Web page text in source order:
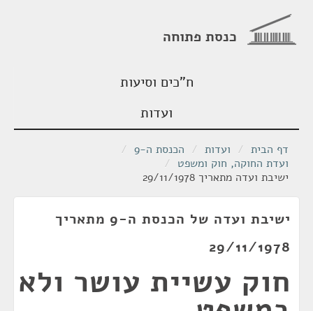
כנסת פתוחה
ח"כים וסיעות
ועדות
דף הבית / ועדות / הכנסת ה-9
/
ועדת החוקה, חוק ומשפט /
ישיבת ועדה מתאריך 29/11/1978
ישיבת ועדה של הכנסת ה-9 מתאריך
29/11/1978
חוק עשיית עושר ולא